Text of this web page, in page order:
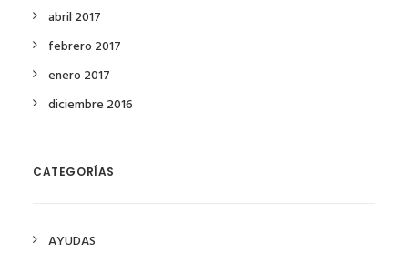
abril 2017
febrero 2017
enero 2017
diciembre 2016
CATEGORÍAS
AYUDAS